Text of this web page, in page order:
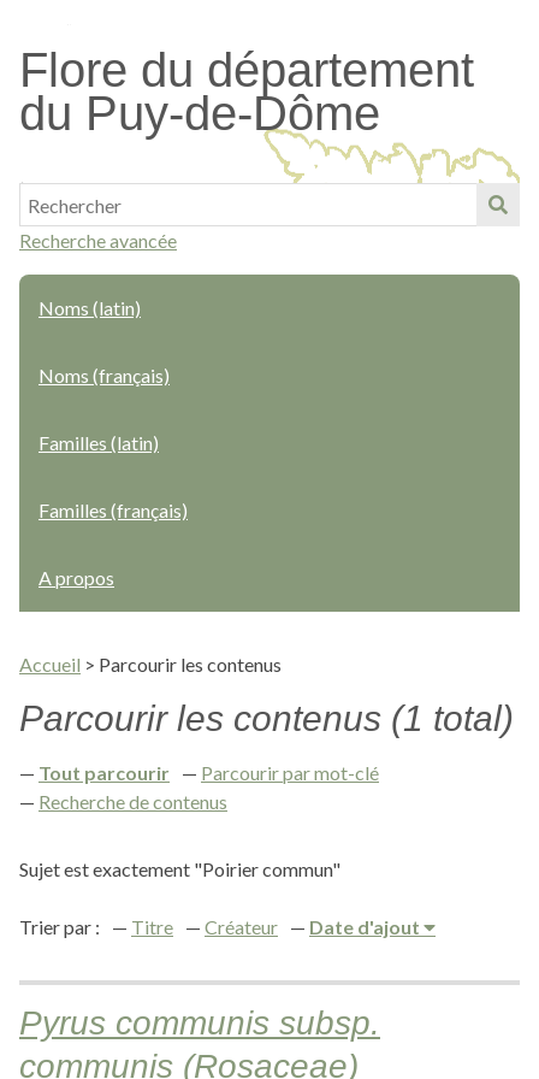
contenu
principal
Flore du département
du Puy-de-Dôme
Recherche avancée
Noms (latin)
Noms (français)
Familles (latin)
Familles (français)
A propos
Accueil > Parcourir les contenus
Parcourir les contenus (1 total)
Tout parcourir
Parcourir par mot-clé
Recherche de contenus
Sujet est exactement "Poirier commun"
Trier par : Titre Créateur Date d'ajout
Pyrus communis subsp.
communis (Rosaceae)